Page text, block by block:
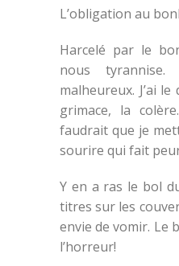
L’obligation au
Harcelé par le
nous
malheureux. J’ai
grimace, la
faudrait que je
sourire qui fait
Y en a ras le bol
titres sur les
envie de vomir. Le
l’horreur!